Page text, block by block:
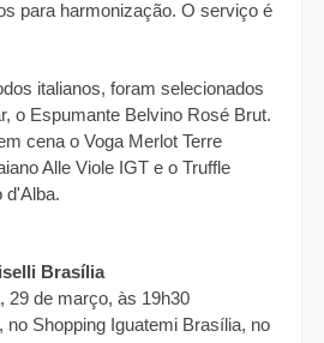
para harmonização. O serviço é
italianos, foram selecionados
o Espumante Belvino Rosé Brut.
cena o Voga Merlot Terre
Alle Viole IGT e o Truffle
d'Alba.
Brasília
29 de março, às 19h30
no Shopping Iguatemi Brasília, no